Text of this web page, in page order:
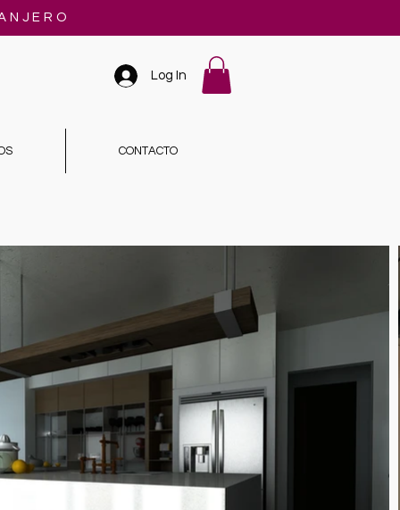
Log In
CONTACTO